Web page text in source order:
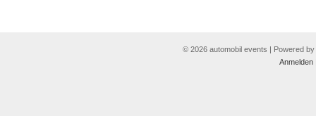
© 2026 automobil events | Powered by
Anmelden|